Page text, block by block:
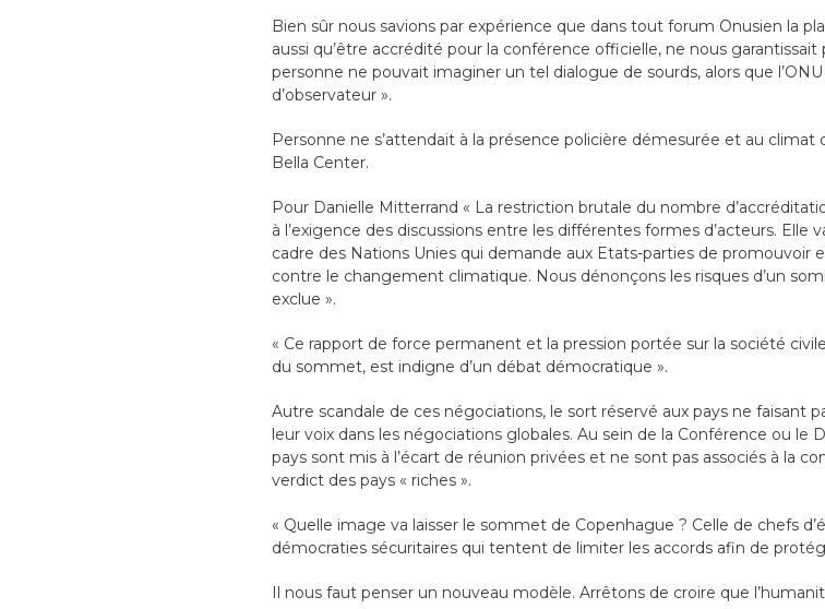
Bien sûr nous savions par expérience que dans tout forum Onusien la
aussi qu’être accrédité pour la conférence officielle, ne nous
personne ne pouvait imaginer un tel dialogue de sourds, alors que
d’observateur ».
Personne ne s’attendait à la présence policière démesurée et au
Bella Center.
Pour Danielle Mitterrand « La restriction brutale du nombre
à l’exigence des discussions entre les différentes formes d’acteurs. Elle
cadre des Nations Unies qui demande aux Etats-parties de promouvoir
contre le changement climatique. Nous dénonçons les risques d’un
exclue ».
« Ce rapport de force permanent et la pression portée sur la société
du sommet, est indigne d’un débat démocratique ».
Autre scandale de ces négociations, le sort réservé aux pays ne faisant
leur voix dans les négociations globales. Au sein de la Conférence ou le
pays sont mis à l’écart de réunion privées et ne sont pas associés à la
verdict des pays « riches ».
« Quelle image va laisser le sommet de Copenhague ? Celle de chefs
démocraties sécuritaires qui tentent de limiter les accords afin de
Il nous faut penser un nouveau modèle. Arrêtons de croire que